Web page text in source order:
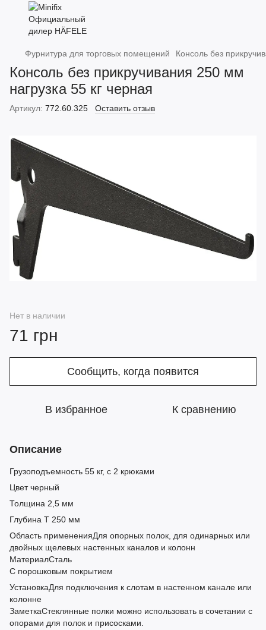
Фурнитура для торговых помещений Консоль без
Консоль без прикручивания 250 мм
нагрузка 55 кг черная
Артикул: 772.60.325 Оставить отзыв
Нет в наличии
71 грн
Сообщить, когда появится
В избранное К сравнению
Описание
Грузоподъемность 55 кг, с 2 крюками
Цвет черный
Толщина 2,5 мм
Глубина Т 250 мм
Область примененияДля опорных полок, для одинарных или
двойных щелевых настенных каналов и колонн
МатериалСталь
С порошковым покрытием
УстановкаДля подключения к слотам в настенном канале или
колонне
ЗаметкаСтеклянные полки можно использовать в сочетании с
опорами для полок и присосками.